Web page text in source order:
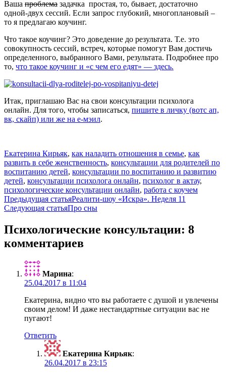
Ваша проблема задачка простая, то, бывает, достаточно
одной-двух сессий. Если запрос глубокий, многоплановый –
то я предлагаю коучинг.
Что такое коучинг? Это доведение до результата. Т.е. это
совокупность сессий, встреч, которые помогут Вам достичь
определенного, выбранного Вами, результата. Подробнее про
то, что такое коучинг и «с чем его едят» — здесь.
Итак, приглашаю Вас на свои консультации психолога
онлайн. Для того, чтобы записаться, пишите в личку (вотс ап,
вк, скайп) или же на е-мэил.
Екатерина Кирьяк, как наладить отношения в семье, как
развить в себе женственность, консультации для родителей по
воспитанию детей, консультации по воспитанию и развитию
детей, консультации психолога онлайн, психолог в актау,
психологические консультации онлайн, работа с коучем
Навигация
по
записям
Предыдущая статьяРеалити-шоу «Искра». Неделя 11
Следующая статьяПро сны
Психологические консультации: 8
комментариев
Марина:
25.04.2017 в 11:04
Екатерина, видно что вы работаете с душой и увлечены
своим делом! И даже нестандартные ситуации вас не
пугают!
Ответить
Екатерина Кирьяк:
26.04.2017 в 23:15